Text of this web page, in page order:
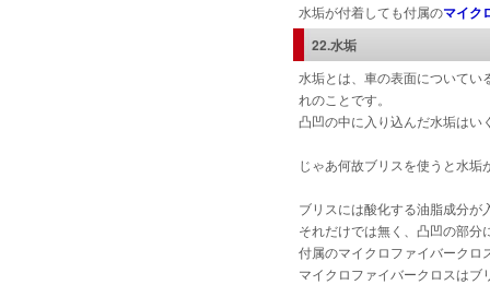
水垢が付着しても付属のマイク
22.水垢
水垢とは、車の表面についてい
れのことです。
凸凹の中に入り込んだ水垢はい
じゃあ何故ブリスを使うと水垢
ブリスには酸化する油脂成分が
それだけでは無く、凸凹の部
付属のマイクロファイバークロ
マイクロファイバークロスは